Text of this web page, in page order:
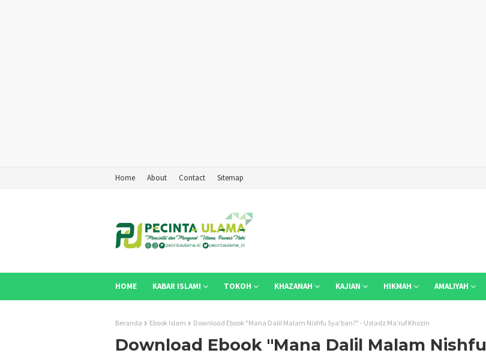
Home About Contact Sitemap
HOME KABAR ISLAMI TOKOH KHAZANAH KAJIAN HIKMAH AMALIYAH
Beranda Ebook Islam Download Ebook "Mana Dalil Malam Nishfu Sya'ban?" - Ustadz Ma'ruf Khozin
Download Ebook "Mana Dalil Malam Nishfu